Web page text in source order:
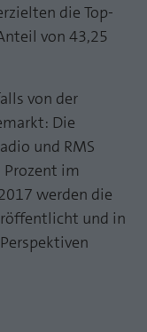
die Top-
von 43,25
von der
Die
und RMS
im
werden die
und in